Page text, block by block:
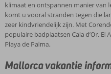
klimaat en ontspannen manier van
komt u vooral stranden tegen die
zeer kindvriendelijk zijn. Met
populaire badplaatsen Cala d’Or, El
Playa de Palma.
Mallorca vakantie